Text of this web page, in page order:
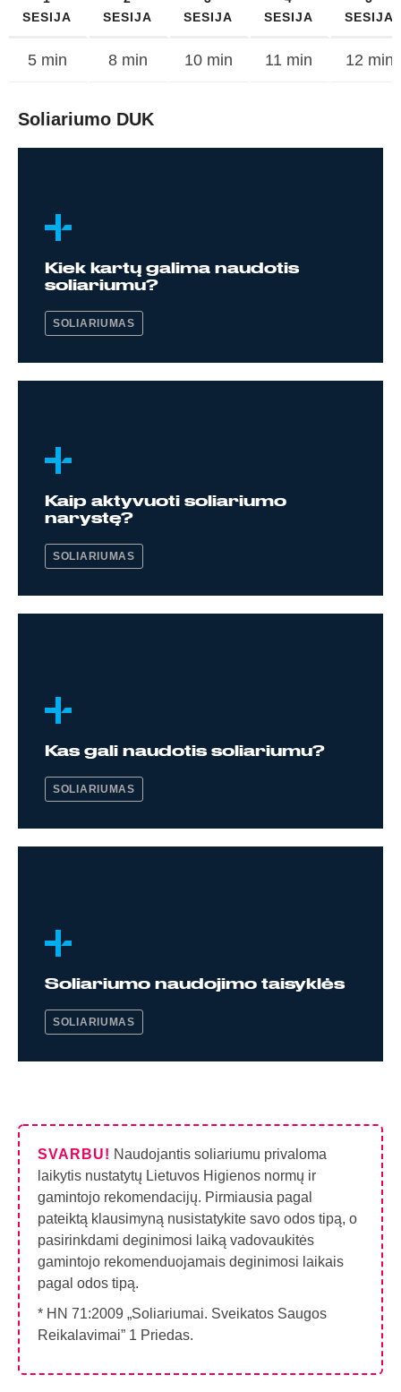
SESIJA
SESIJA
SESIJA
SESIJA
SESIJA
5 min 8 min 10 min 11 min 12 min
Soliariumo DUK
Kiek kartų galima naudotis
soliariumu?
SOLIARIUMAS
Kaip aktyvuoti soliariumo
narystę?
SOLIARIUMAS
Kas gali naudotis soliariumu?
SOLIARIUMAS
Soliariumo naudojimo taisyklės
SOLIARIUMAS
SVARBU! Naudojantis soliariumu privaloma
laikytis nustatytų Lietuvos Higienos normų ir
gamintojo rekomendacijų. Pirmiausia pagal
pateiktą klausimyną nusistatykite savo odos tipą, o
pasirinkdami deginimosi laiką vadovaukitės
gamintojo rekomenduojamais deginimosi laikais
pagal odos tipą.
* HN 71:2009 „Soliariumai. Sveikatos Saugos
Reikalavimai” 1 Priedas.